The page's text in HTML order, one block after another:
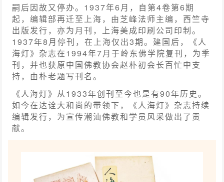
嗣后因故又停办。1937年6月，自第4卷第6期
起，编辑部再迁至上海，由芝峰法师主编，西竺寺
出版发行，亦为月刊，上海美成印刷公司印制。
1937年8月停刊，在上海仅出3期。建国后，《人
海灯》杂志在1994年7月于岭东佛学院复刊，为季
刊，并也获原中国佛教协会赵朴初会长百忙中支
持，由朴老题写刊名。
《人海灯》从1933年创刊至今也是有90年历史。
如今在达诠大和尚的带领下，《人海灯》杂志持续
编辑发行，为宣传潮汕佛教和学员风采做出了贡
献。